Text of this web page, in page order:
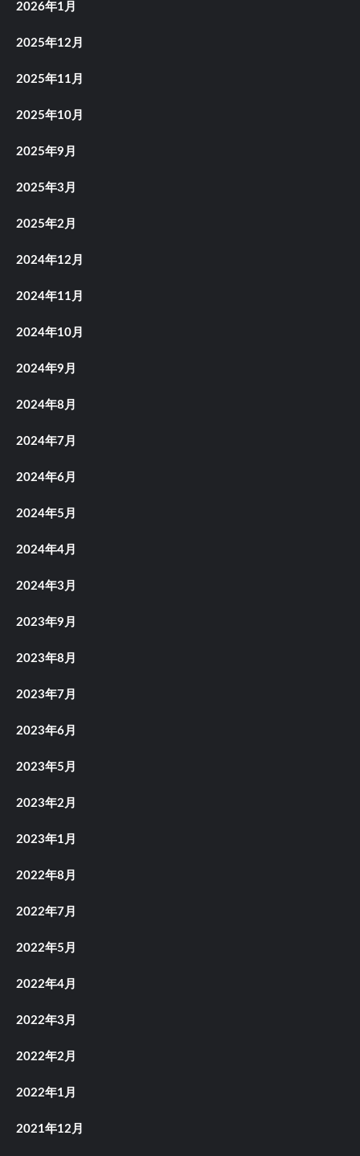
2026年1月
2025年12月
2025年11月
2025年10月
2025年9月
2025年3月
2025年2月
2024年12月
2024年11月
2024年10月
2024年9月
2024年8月
2024年7月
2024年6月
2024年5月
2024年4月
2024年3月
2023年9月
2023年8月
2023年7月
2023年6月
2023年5月
2023年2月
2023年1月
2022年8月
2022年7月
2022年5月
2022年4月
2022年3月
2022年2月
2022年1月
2021年12月